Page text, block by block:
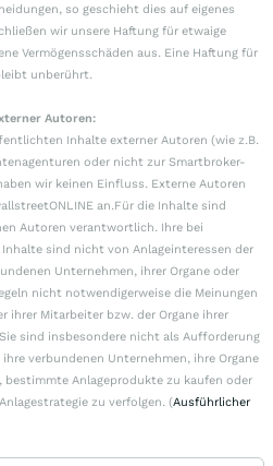
so geschieht dies auf eigenes
wir unsere Haftung für etwaige
Vermögensschäden aus. Eine Haftung für
unberührt.
Autoren:
Inhalte externer Autoren (wie z.B.
oder nicht zur Smartbroker-
wir keinen Einfluss. Externe Autoren
an.Für die Inhalte sind
Autoren verantwortlich. Ihre bei
sind nicht von Anlageinteressen der
Unternehmen, ihrer Organe oder
nicht notwendigerweise die Meinungen
ihrer Mitarbeiter bzw. der Organe ihrer
sind insbesondere nicht als Aufforderung
verbundenen Unternehmen, ihre Organe
Anlageprodukte zu kaufen oder
zu verfolgen. (Ausführlicher